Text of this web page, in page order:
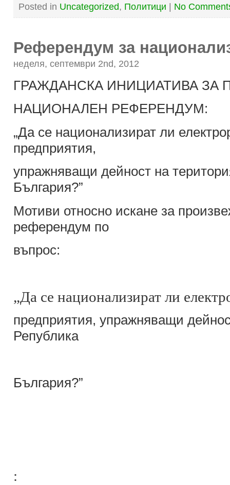
Posted in Uncategorized, Политици | No
Референдум за
неделя, септември 2nd, 2012
ГРАЖДАНСКА ИНИЦИАТИВА ЗА
НАЦИОНАЛЕН РЕФЕРЕНДУМ:
„Да се национализират ли
предприятия,
упражняващи дейност на
България?”
Мотиви относно искане за
референдум по
въпрос:
„Да се национализират ли
предприятия, упражняващи
Република
България?”
: